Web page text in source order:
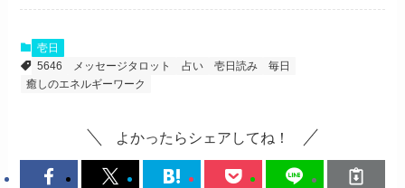
壱日
5646
メッセージタロット 占い 壱日読み
毎日
癒しのエネルギーワーク
よかったらシェアしてね！